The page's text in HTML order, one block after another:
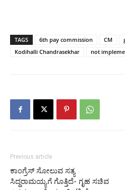
TAGS 6th pay commission CM
Kodihalli Chandrasekhar
not
Previous article
ಕಾಂಗ್ರೆಸ್ ಸೋಲುವ ಸತ್ಯ
ಸಿದ್ದರಾಮಯ್ಯಗೆ ಗೊತ್ತಿದೆ- ಗೃಹ ಸಚಿವ